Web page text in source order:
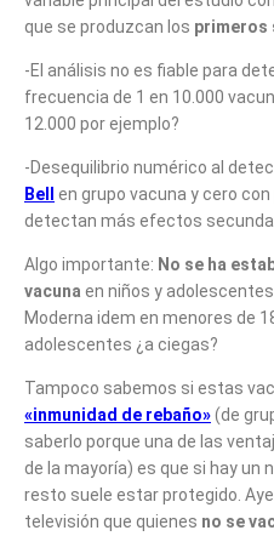
que se produzcan los primeros
-El análisis no es fiable para
frecuencia de 1 en 10.000
12.000 por ejemplo?
-Desequilibrio numérico al
Bell
en grupo vacuna y cero
detectan más efectos
Algo importante: No se ha
vacuna en niños y
Moderna idem en menores de
adolescentes ¿a ciegas?
Tampoco sabemos si estas
«inmunidad de rebaño»(de
saberlo porque una de las
de la mayoría) es que si hay
resto suele estar protegido.
televisión que quienes no se